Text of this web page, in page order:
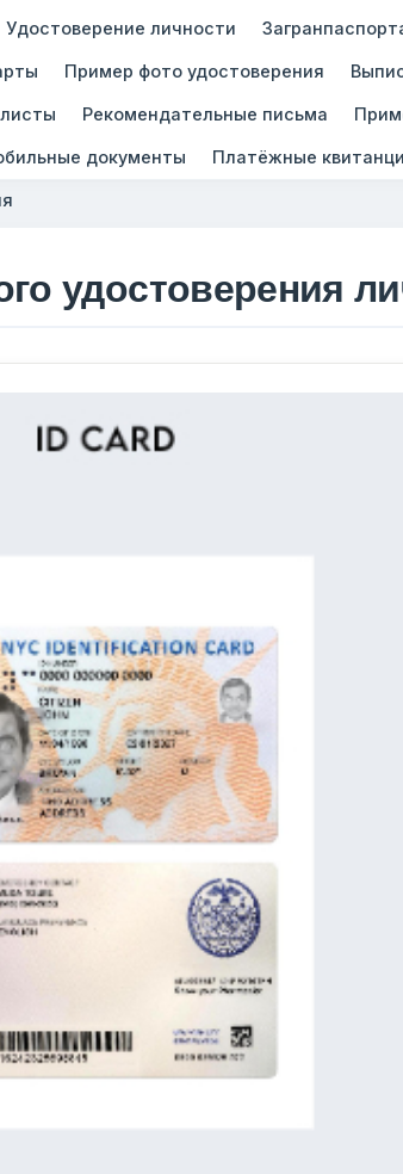
Удостоверение личности
Пример фото удостоверения
Рекомендательные письма
документы Платёжные
удостоверения